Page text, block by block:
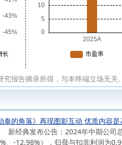
究报告摘录所得，与本终端立场无
的角落》再现图影互动 优质内容是
布公告：2024年中期公司总营
、-12.98%），归母与扣非利润为